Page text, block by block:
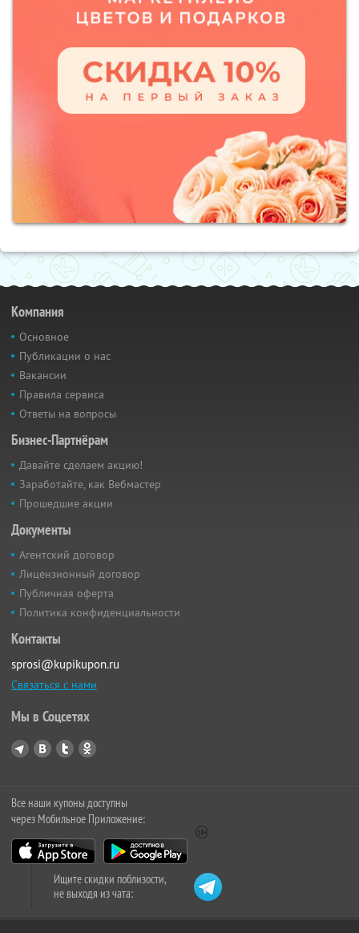
Компания
Основное
Публикации о нас
Вакансии
Правила сервиса
Ответы на вопросы
Бизнес-Партнёрам
Давайте сделаем акцию!
Заработайте, как Вебмастер
Прошедшие акции
Документы
Агентский договор
Лицензионный договор
Публичная оферта
Политика конфиденциальности
Контакты
sprosi@kupikupon.ru
Связаться с нами
Мы в Соцсетях
Все наши купоны доступны
через Мобильное Приложение:
Ищите скидки поблизости,
не выходя из чата: